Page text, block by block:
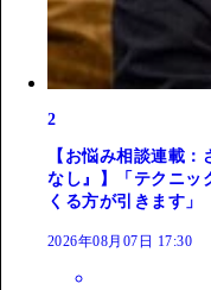
2
【お悩み相談連載
なし』】「テクニッ
くる方が引きます」
2026年08月07日 17:30